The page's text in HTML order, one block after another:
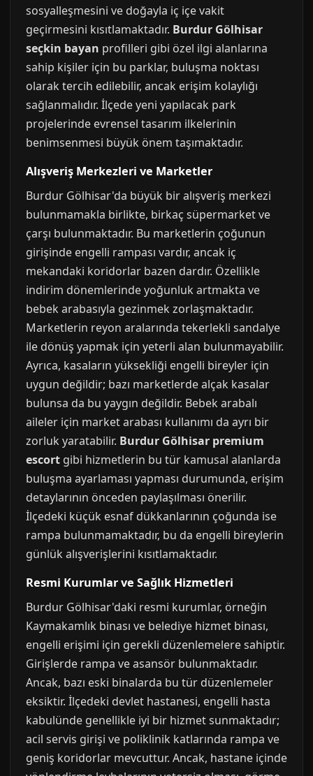
sosyalleşmesini ve doğayla iç içe vakit
geçirmesini kısıtlamaktadır. Burdur Gölhisar
seçkin bayan profilleri gibi özel ilgi alanlarına
sahip kişiler için bu parklar, buluşma noktası
olarak tercih edilebilir, ancak erişim kolaylığı
sağlanmalıdır. İlçede yeni yapılacak park
projelerinde evrensel tasarım ilkelerinin
benimsenmesi büyük önem taşımaktadır.
Alışveriş Merkezleri ve Marketler
Burdur Gölhisar'da büyük bir alışveriş merkezi
bulunmamakla birlikte, birkaç süpermarket ve
çarşı bulunmaktadır. Bu marketlerin çoğunun
girişinde engelli rampası vardır, ancak iç
mekandaki koridorlar bazen dardır. Özellikle
indirim dönemlerinde yoğunluk artmakta ve
bebek arabasıyla gezinmek zorlaşmaktadır.
Marketlerin reyon aralarında tekerlekli sandalye
ile dönüş yapmak için yeterli alan bulunmayabilir.
Ayrıca, kasaların yüksekliği engelli bireyler için
uygun değildir; bazı marketlerde alçak kasalar
bulunsa da bu yaygın değildir. Bebek arabalı
aileler için market arabası kullanımı da ayrı bir
zorluk yaratabilir. Burdur Gölhisar premium
escort gibi hizmetlerin bu tür kamusal alanlarda
buluşma ayarlaması yapması durumunda, erişim
detaylarının önceden paylaşılması önerilir.
İlçedeki küçük esnaf dükkanlarının çoğunda ise
rampa bulunmamaktadır, bu da engelli bireylerin
günlük alışverişlerini kısıtlamaktadır.
Resmi Kurumlar ve Sağlık Hizmetleri
Burdur Gölhisar'daki resmi kurumlar, örneğin
Kaymakamlık binası ve belediye hizmet binası,
engelli erişimi için gerekli düzenlemelere sahiptir.
Girişlerde rampa ve asansör bulunmaktadır.
Ancak, bazı eski binalarda bu tür düzenlemeler
eksiktir. İlçedeki devlet hastanesi, engelli hasta
kabulünde genellikle iyi bir hizmet sunmaktadır;
acil servis girişi ve poliklinik katlarında rampa ve
geniş koridorlar mevcuttur. Ancak, hastane içinde